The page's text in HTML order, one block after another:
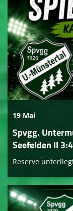
19 Mai
Spvgg.
Seefelden II 3:4
Reserve